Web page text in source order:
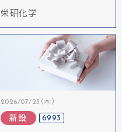
栄研化学
2026/07/23（木）
新設 6993